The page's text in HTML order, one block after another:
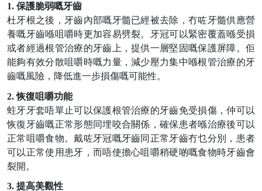
1. 保護脆弱嘅牙齒
杜牙根之後，牙齒內部嘅牙髓已經被去除，冇咗牙髓供應營
養嘅牙齒喺咀嚼時更加容易劈裂。牙冠可以緊密覆蓋喺受損
或者經過根管治療的牙齒上，提供一層堅固嘅保護屏障。佢
能夠有效分散咀嚼時嘅力量，減少壓力集中喺根管治療的牙
齒嘅風險，降低進一步損傷嘅可能性。
2.恢復咀嚼功能
蛀牙牙套唔單止可以保護根管治療的牙齒免受損傷，仲可以
恢復牙齒嘅正常形態同埋咬合關係，確保患者喺治療後可以
正常咀嚼食物。戴咗牙冠嘅牙齒同正常牙齒冇乜分別，患者
可以正常使用患牙，而唔使擔心咀嚼稍硬啲嘅食物時牙齒會
裂開。
3. 提高美觀性